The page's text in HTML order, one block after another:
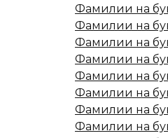
Фамилии на
Фамилии на
Фамилии на
Фамилии на
Фамилии на
Фамилии на
Фамилии на
Фамилии на